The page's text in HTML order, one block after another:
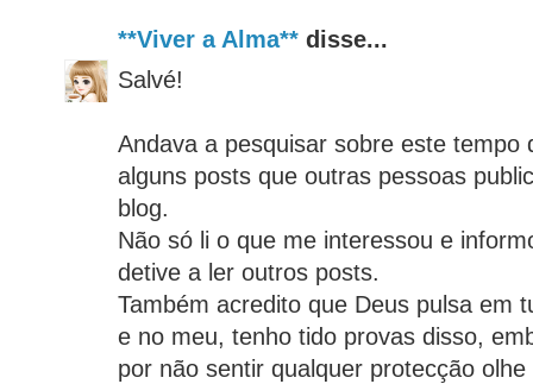
**Viver a Alma** disse...
Salvé!
Andava a pesquisar sobre este tempo
alguns posts que outras pessoas
blog.
Não só li o que me interessou e
detive a ler outros posts.
Também acredito que Deus pulsa em
e no meu, tenho tido provas disso,
por não sentir qualquer protecção